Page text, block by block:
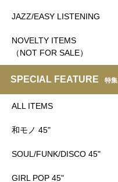
JAZZ/EASY LISTENING
NOVELTY ITEMS
（NOT FOR SALE）
SPECIAL FEATURE 特集
ALL ITEMS
和モノ 45"
SOUL/FUNK/DISCO 45"
GIRL POP 45"